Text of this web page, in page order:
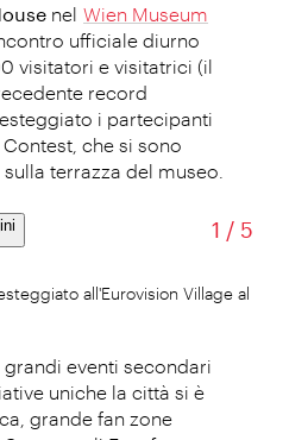
nel Wien Museum
ufficiale diurno
visitatori e visitatrici (il
record
i partecipanti
che si sono
terrazza del museo.
1 /di
5
all'Eurovision Village al
eventi secondari
uniche la città si è
grande fan zone